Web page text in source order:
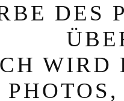
DES